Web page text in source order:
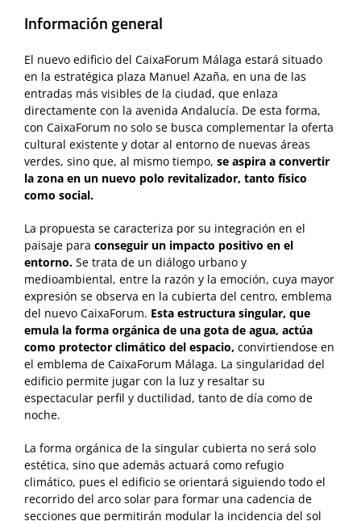
Información general
El nuevo edificio del CaixaForum Málaga estará situado
en la estratégica plaza Manuel Azaña, en una de las
entradas más visibles de la ciudad, que enlaza
directamente con la avenida Andalucía. De esta forma,
con CaixaForum no solo se busca complementar la oferta
cultural existente y dotar al entorno de nuevas áreas
verdes, sino que, al mismo tiempo, se aspira a convertir
la zona en un nuevo polo revitalizador, tanto físico
como social.
La propuesta se caracteriza por su integración en el
paisaje para conseguir un impacto positivo en el
entorno.Se trata de un diálogo urbano y
medioambiental, entre la razón y la emoción, cuya mayor
expresión se observa en la cubierta del centro, emblema
del nuevo CaixaForum. Esta estructura singular, que
emula la forma orgánica de una gota de agua, actúa
como protector climático del espacio, convirtiendose en
el emblema de CaixaForum Málaga. La singularidad del
edificio permite jugar con la luz y resaltar su
espectacular perfil y ductilidad, tanto de día como de
noche.
La forma orgánica de la singular cubierta no será solo
estética, sino que además actuará como refugio
climático, pues el edificio se orientará siguiendo todo el
recorrido del arco solar para formar una cadencia de
secciones que permitirán modular la incidencia del sol